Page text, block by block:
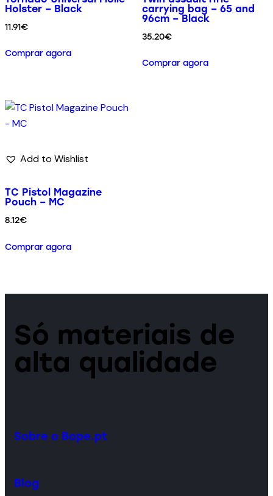
Holster – Black
11.91€
Comprar agora
carrying bag – 65 and
96cm – Black
35.20€
Comprar agora
Add to Wishlist
TC Pistol Magazine
Pouch – MC
8.12€
Comprar agora
Só materiais de
alta qualidade
Sobre o Bope.pt
Blog